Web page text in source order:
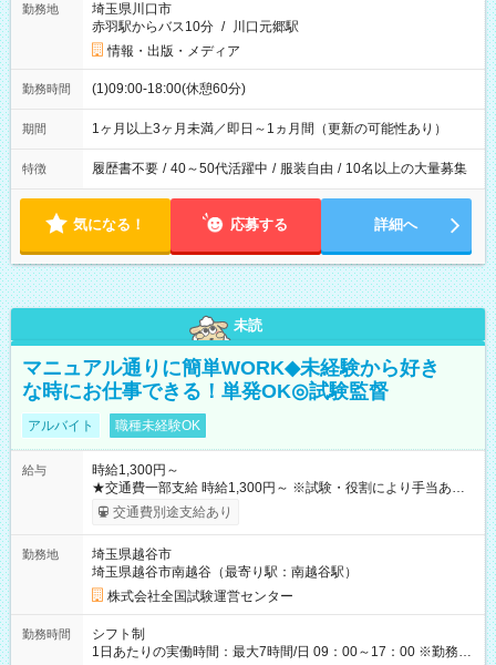
勤務地
埼玉県川口市
赤羽駅からバス10分 / 川口元郷駅
情報・出版・メディア
勤務時間 (1)09:00-18:00(休憩60分)
期間 1ヶ月以上3ヶ月未満／即日～1ヵ月間（更新の可能性あり）
特徴 履歴書不要 / 40～50代活躍中 / 服装自由 / 10名以上の大量募集
気になる！ 応募する 詳細へ
未読
マニュアル通りに簡単WORK◆未経験から好き
な時にお仕事できる！単発OK◎試験監督
アルバイト 職種未経験OK
給与
時給1,300円～
★交通費一部支給 時給1,300円～ ※試験・役割により手当あり
※勤務回数により昇給あり 【即給（前払い）オプションあ
り！】 希望される場合、勤務から1週間ほどで給与の一部を受け
例】 ・河合塾模擬試験 8:30～17:30（休憩1時間） 時給1,300円
×8時間＝日収10,400円＋交通費 ※当日の役割により時給＋100
円の場合あり ・国家試験 7:00～13:30（休憩なし） 時給1,300
円（役割手当＋100円）×6時間＝日収8,400円＋交通費 【試用期
間】試用期間なし
交通費別途支給あり
勤務地
埼玉県越谷市
埼玉県越谷市南越谷（最寄り駅：南越谷駅）
株式会社全国試験運営センター
勤務時間
シフト制
1日あたりの実働時間：最大7時間/日 09：00～17：00 ※勤務時